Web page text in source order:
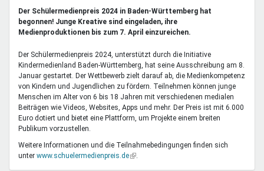
Demokratie & Beteiligung
Der Schülermedienpreis 2024 in Baden-Württemberg hat
begonnen! Junge Kreative sind eingeladen, ihre
Medienproduktionen bis zum 7. April einzureichen.
Der Schülermedienpreis 2024, unterstützt durch die Initiative
Kindermedienland Baden-Württemberg, hat seine Ausschreibung am 8.
Januar gestartet. Der Wettbewerb zielt darauf ab, die Medienkompetenz
von Kindern und Jugendlichen zu fördern. Teilnehmen können junge
Menschen im Alter von 6 bis 18 Jahren mit verschiedenen medialen
Beiträgen wie Videos, Websites, Apps und mehr. Der Preis ist mit 6.000
Euro dotiert und bietet eine Plattform, um Projekte einem breiten
Publikum vorzustellen.
Weitere Informationen und die Teilnahmebedingungen finden sich
unter www.schuelermedienpreis.de(Link